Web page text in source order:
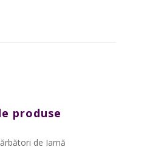
produse
de Iarnă